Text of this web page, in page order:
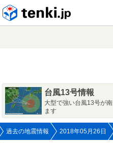
台風13号情報
大型で強い台風13号が
ます
過去の地震情報 2018年05月26日